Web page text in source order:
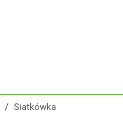
/ Siatkówka